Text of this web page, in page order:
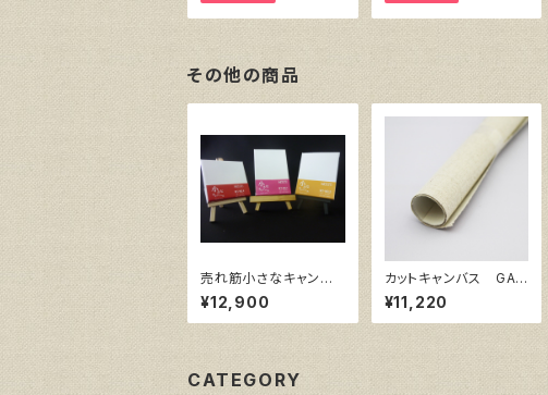
その他の商品
売れ筋小さなキャンバ
ス （ホワイト塗りキャン
バス張り）各10枚３点セ
ット
¥12,900
カットキャンバス GAE
RA F S60
¥11,220
CATEGORY